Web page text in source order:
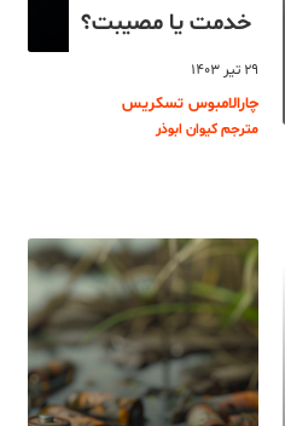
خدمت یا مصیبت؟
۲۹ تیر ۱۴۰۳
چارالامبوس تسکریس
مترجم کیوان ابوذر